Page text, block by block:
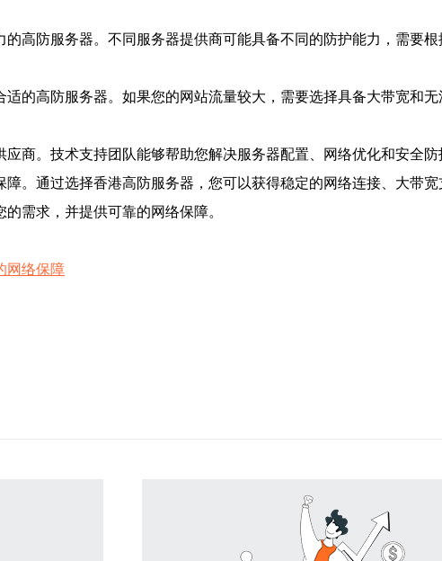
高防服务器。不同服务器提供商可能具备不同的防护能力，需要根
的高防服务器。如果您的网站流量较大，需要选择具备大带宽和无
商。技术支持团队能够帮助您解决服务器配置、网络优化和安全防
。通过选择香港高防服务器，您可以获得稳定的网络连接、大带
需求，并提供可靠的网络保障。
网络保障